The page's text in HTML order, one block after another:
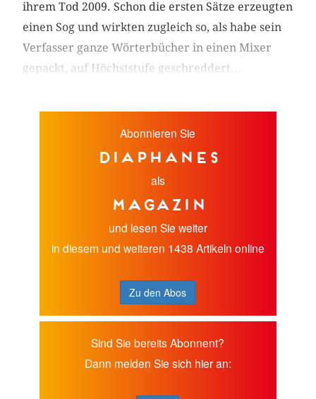
ihrem Tod 2009. Schon die ersten Sätze erzeugten
einen Sog und wirkten zugleich so, als habe sein
Verfasser ganze Wörterbücher in einen Mixer
gepackt, auf Höchststufe geschreddert...
Abonnieren Sie
diaphanes
als
Magazin
und lesen Sie weiter
in diesem und weiteren 1438 Artikeln online
Zu den Abos
Sind Sie bereits Abonnent?
Dann melden Sie sich hier an: